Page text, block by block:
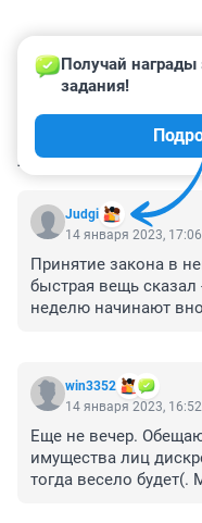
КОММЕНТАРИИ
Judgi
Получай награды
задания!
14 января 2023, 17:06
Принятие закона в
быстрая вещь сказал
неделю начинают
закон не должен
если у призывника
Кто за время службы
30 лет теперь
Видно
увеличилась. Было
win3352
14 января 2023, 16:52
Еще не вечер.
имущества лиц
тогда весело